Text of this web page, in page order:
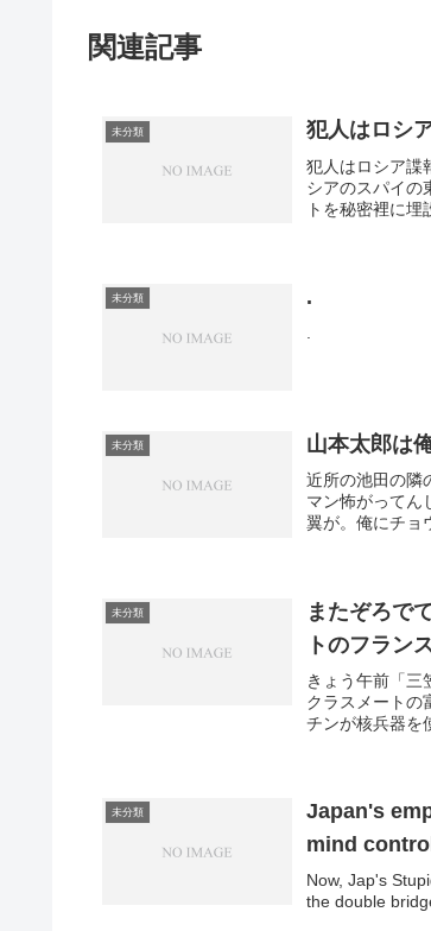
関連記事
未分類 犯人はロシ
犯人はロシア諜
シアのスパイの
トを秘密裡に
未分類 .
未分類 山本太郎は
近所の池田の隣
マン怖がってん
翼が。俺にチョ
未分類
またぞろで
トのフラ
きょう午前「三
クラスメートの
チンが核兵器を
未分類
Japan's
mind
Now, Jap's
the double